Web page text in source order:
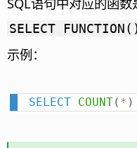
SELECT
示例：
SELECT COUNT( * )